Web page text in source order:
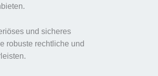
und sicheres
robuste rechtliche und